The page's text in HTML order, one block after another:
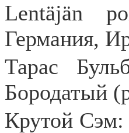
Lentäjän
Германия,
Тарас
Бородатый
Крутой